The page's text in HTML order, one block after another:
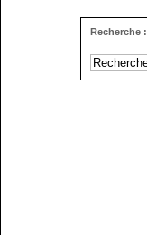
Recherche :